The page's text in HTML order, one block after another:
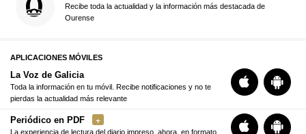
Recibe toda la actualidad y la información más destacada de
Ourense
APLICACIONES MÓVILES
La Voz de Galicia
Toda la información en tu móvil. Recibe notificaciones y no te
pierdas la actualidad más relevante
Periódico en PDF
La experiencia de lectura del diario impreso, ahora, en formato